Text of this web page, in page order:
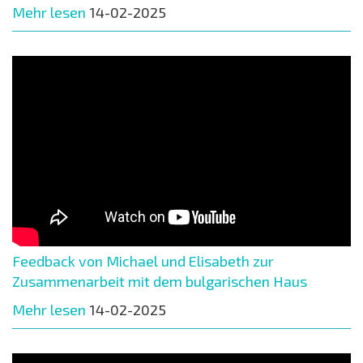
Mehr lesen 14-02-2025
Feedback von Michael und Elisabeth zur
Zusammenarbeit mit dem bulgarischen Haus
Mehr lesen 14-02-2025